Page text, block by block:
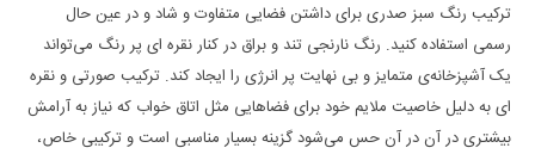
ترکیب رنگ سبز صدری برای داشتن فضایی متفاوت و شاد و در عین حال
رسمی استفاده کنید. رنگ نارنجی تند و براق در کنار نقره ای پر رنگ می‌تواند
یک آشپزخانه‌ی متمایز و بی نهایت پر انرژی را ایجاد کند. ترکیب صورتی و نقره
ای به دلیل خاصیت ملایم خود برای فضا‌هایی مثل اتاق خواب که نیاز به آرامش
بیشتری در آن در آن حس می‌شود گزینه بسیار مناسبی است و ترکیبی خاص،